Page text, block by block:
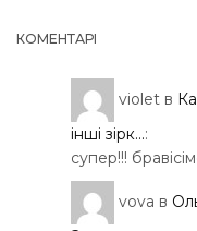
КОМЕНТАРІ
violet в
інші зірк...:
супер!!!
vova в